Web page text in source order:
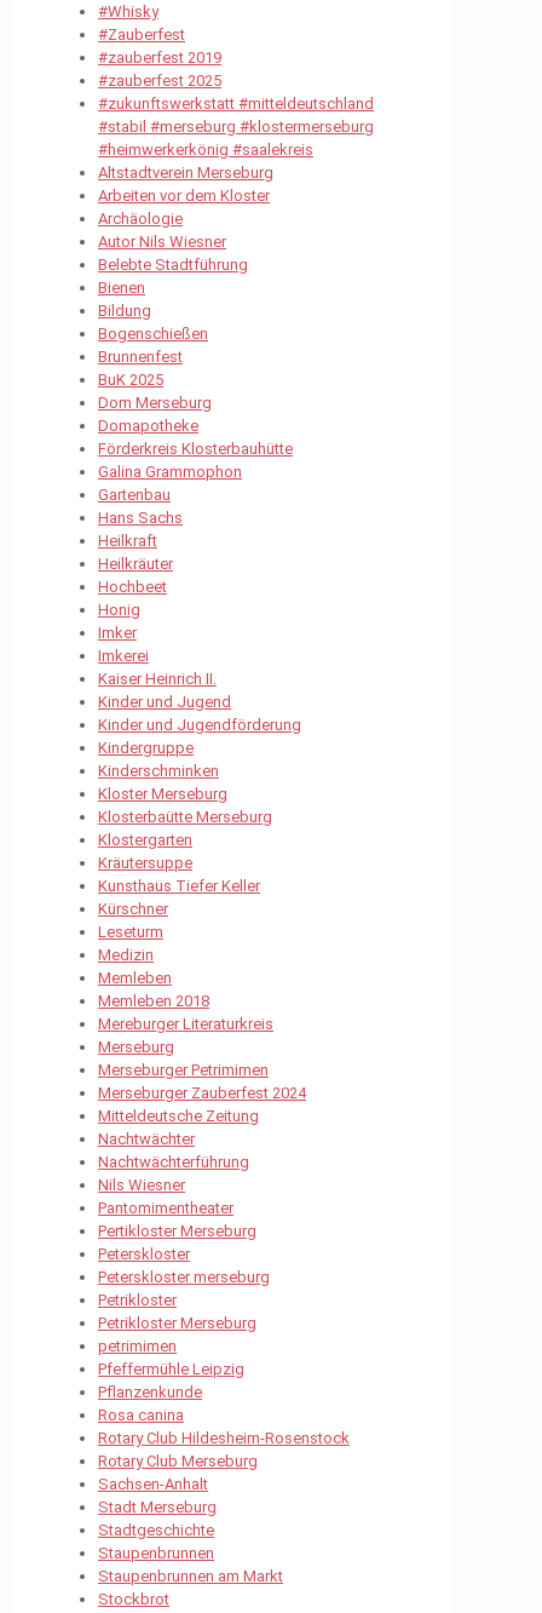
#Whisky
#Zauberfest
#zauberfest 2019
#zauberfest 2025
#zukunftswerkstatt #mitteldeutschland
#stabil #merseburg #klostermerseburg
#heimwerkerkönig #saalekreis
Altstadtverein Merseburg
Arbeiten vor dem Kloster
Archäologie
Autor Nils Wiesner
Belebte Stadtführung
Bienen
Bildung
Bogenschießen
Brunnenfest
BuK 2025
Dom Merseburg
Domapotheke
Förderkreis Klosterbauhütte
Galina Grammophon
Gartenbau
Hans Sachs
Heilkraft
Heilkräuter
Hochbeet
Honig
Imker
Imkerei
Kaiser Heinrich II.
Kinder und Jugend
Kinder und Jugendförderung
Kindergruppe
Kinderschminken
Kloster Merseburg
Klosterbaütte Merseburg
Klostergarten
Kräutersuppe
Kunsthaus Tiefer Keller
Kürschner
Leseturm
Medizin
Memleben
Memleben 2018
Mereburger Literaturkreis
Merseburg
Merseburger Petrimimen
Merseburger Zauberfest 2024
Mitteldeutsche Zeitung
Nachtwächter
Nachtwächterführung
Nils Wiesner
Pantomimentheater
Pertikloster Merseburg
Peterskloster
Peterskloster merseburg
Petrikloster
Petrikloster Merseburg
petrimimen
Pfeffermühle Leipzig
Pflanzenkunde
Rosa canina
Rotary Club Hildesheim-Rosenstock
Rotary Club Merseburg
Sachsen-Anhalt
Stadt Merseburg
Stadtgeschichte
Staupenbrunnen
Staupenbrunnen am Markt
Stockbrot